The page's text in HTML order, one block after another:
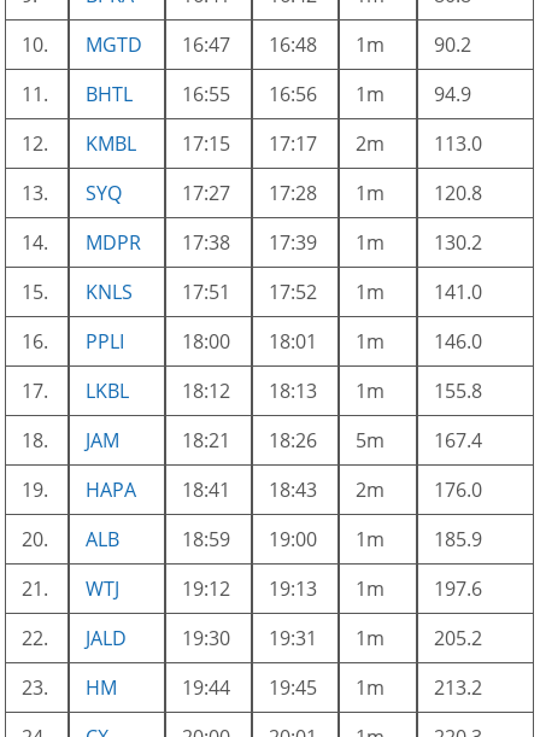
10.
MGTD 16:47 16:48 1m
90.2
11.
BHTL 16:55 16:56 1m
94.9
12.
KMBL 17:15 17:17 2m
113.0
13.
SYQ 17:27 17:28 1m
120.8
14.
MDPR 17:38 17:39 1m
130.2
15.
KNLS 17:51 17:52 1m
141.0
16.
PPLI 18:00 18:01 1m
146.0
17.
LKBL 18:12 18:13 1m
155.8
18.
JAM 18:21 18:26 5m
167.4
19.
HAPA 18:41 18:43 2m
176.0
20.
ALB 18:59 19:00 1m
185.9
21.
WTJ 19:12 19:13 1m
197.6
22.
JALD 19:30 19:31 1m
205.2
23.
HM 19:44 19:45 1m
213.2